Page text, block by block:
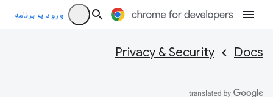
ورود به برنامه
Docs
Privacy & Security